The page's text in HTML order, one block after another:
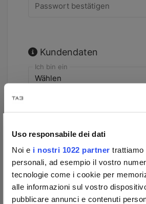
Uso responsabile dei dati
Noi e i nostri 1022 partner trattiamo
personali, ad esempio il vostro
tecnologie come i cookie per
alle informazioni sul vostro
pubblicare annunci e contenuti
Passwort bestätigen
Kundendaten
Ich bin ein
Nachname
Provinz